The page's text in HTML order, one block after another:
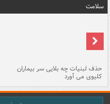
سلامت
حذف لبنیات چه بلایی سر بیماران
کلیوی می آورد